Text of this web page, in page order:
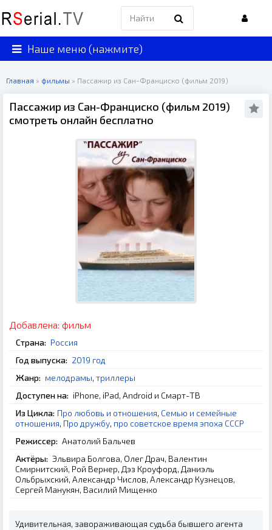
Наше меню (нажмите)
Главная » фильмы » Пассажир из Сан-Франциско (фильм 2019)
Пассажир из Сан-Франциско (фильм 2019)
смотреть онлайн бесплатно
Добавлена: фильм
Страна: Россия
Год выпуска: 2019 год
Жанр: мелодрамы, триллеры
Доступен на: iPhone, iPad, Android и Смарт-ТВ
Из Цикла: Про любовь и отношения, Семью и семейные
отношения, Про дружбу, про советское время эпоха СССР
Режиссер: Анатолий Бальчев
Актёры: Эльвира Болгова, Олег Драч, Валентин
Смирнитский, Рой Вернер, Дэз Кроуфорд, Даниэль
Ольбрыхский, Александр Числов, Александр Кузнецов,
Сергей Манукян, Василий Мищенко
Удивительная, завораживающая судьба бывшего агента